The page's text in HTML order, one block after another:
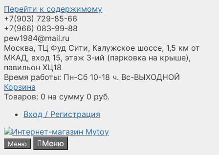
Перейти к содержимому
+7(903) 729-85-66
+7(966) 083-99-88
pew1984@mail.ru
Москва, ТЦ Фуд Сити, Калужское шоссе, 1,5 км от
МКАД, вход 15, этаж 3-ий (парковка на крыше),
павильон ХЦ18
Время работы: Пн-Сб 10-18 ч. Вс-ВЫХОДНОЙ
Корзина
Товаров: 0 на сумму 0 руб.
Вход / Регистрация
Меню Меню